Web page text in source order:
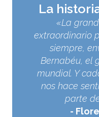
La
«La
extraordinario
siempre,
Bernabéu, el
mundial. Y
nos hace
parte